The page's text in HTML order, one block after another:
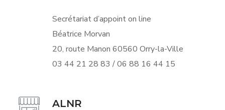
Secrétariat d’appoint on line
Béatrice Morvan
20, route Manon 60560 Orry-la-Ville
03 44 21 28 83 / 06 88 16 44 15
ALNR